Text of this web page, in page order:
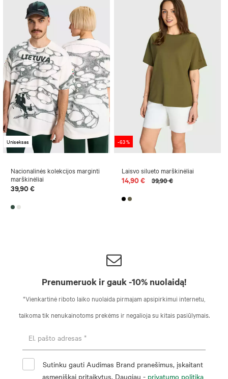
Uniseksas
Nacionalinės kolekcijos marginti
marškinėliai
39,90 €
-63 %
Laisvo silueto marškinėliai
14,90 € 39,90 €
Prenumeruok ir gauk -10% nuolaidą!
*Vienkartinė riboto laiko nuolaida pirmajam apsipirkimui internetu,
taikoma tik nenukainotoms prekėms ir negalioja su kitais pasiūlymais.
Sutinku gauti Audimas Brand pranešimus, įskaitant
asmeniškai pritaikytus. Daugiau - privatumo politika